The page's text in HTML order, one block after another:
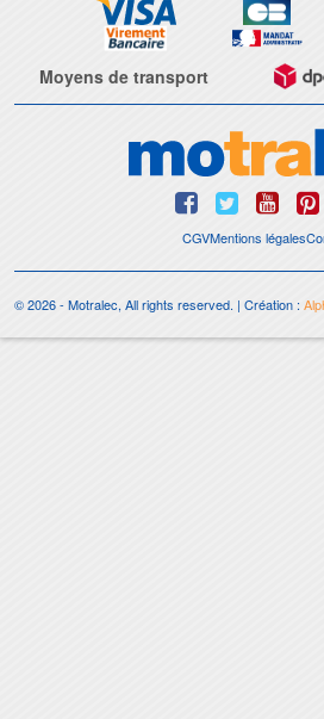
Moyens de transport
CGVMentions légales
© 2026 - Motralec, All rights reserved. | Création :